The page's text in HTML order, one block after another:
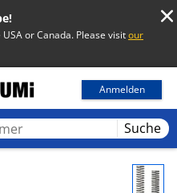
or Canada. Please visitour
Anmelden
Suche